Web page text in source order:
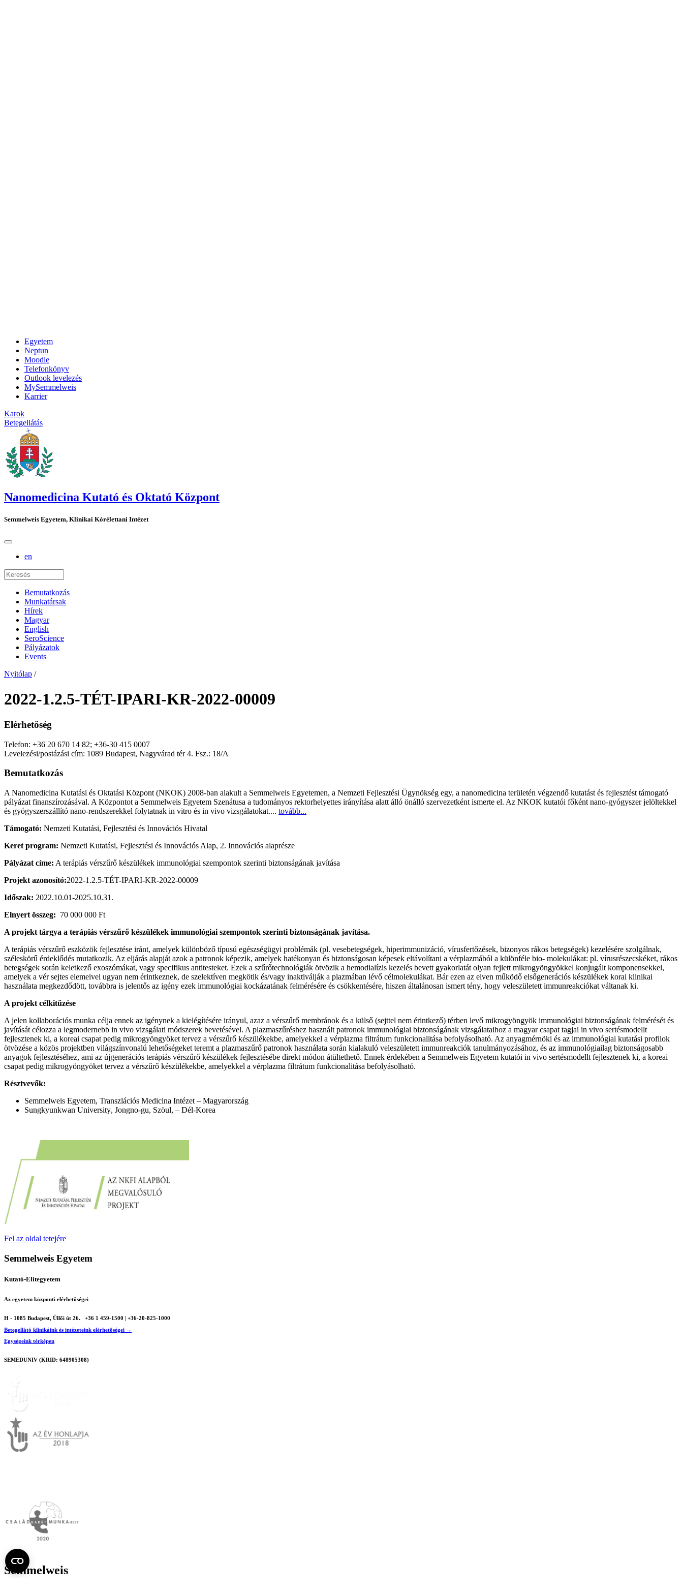
Egyetem
Neptun
Moodle
Telefonkönyv
Outlook levelezés
MySemmelweis
Karrier
Karok
Betegellátás
Nanomedicina Kutató és Oktató Központ
Semmelweis Egyetem, Klinikai Kórélettani Intézet
en
Bemutatkozás
Munkatársak
Hírek
Magyar
English
SeroScience
Pályázatok
Events
Nyitólap /
2022-1.2.5-TÉT-IPARI-KR-2022-00009
Elérhetőség
Telefon: +36 20 670 14 82; +36-30 415 0007
Levelezési/postázási cím: 1089 Budapest, Nagyvárad tér 4. Fsz.: 18/A
Bemutatkozás
A Nanomedicina Kutatási és Oktatási Központ (NKOK) 2008-ban alakult a Semmelweis Egyetemen, a Nemzeti Fejlesztési Ügynökség egy, a nanomedicina területén végzendő kutatást és fejlesztést támogató
pályázat finanszírozásával. A Központot a Semmelweis Egyetem Szenátusa a tudományos rektorhelyettes irányítása alatt álló önálló szervezetként ismerte el. Az NKOK kutatói főként nano-gyógyszer jelöltekkel
és gyógyszerszállító nano-rendszerekkel folytatnak in vitro és in vivo vizsgálatokat.... tovább...
Támogató: Nemzeti Kutatási, Fejlesztési és Innovációs Hivatal
Keret program: Nemzeti Kutatási, Fejlesztési és Innovációs Alap, 2. Innovációs alaprésze
Pályázat címe: A terápiás vérszűrő készülékek immunológiai szempontok szerinti biztonságának javítása
Projekt azonosító:2022-1.2.5-TÉT-IPARI-KR-2022-00009
Időszak: 2022.10.01-2025.10.31.
Elnyert összeg: 70 000 000 Ft
A projekt tárgya a terápiás vérszűrő készülékek immunológiai szempontok szerinti biztonságának javítása.
A terápiás vérszűrő eszközök fejlesztése iránt, amelyek különböző típusú egészségügyi problémák (pl. vesebetegségek, hiperimmunizáció, vírusfertőzések, bizonyos rákos betegségek) kezelésére szolgálnak,
széleskörű érdeklődés mutatkozik. Az eljárás alapját azok a patronok képezik, amelyek hatékonyan és biztonságosan képesek eltávolítani a vérplazmából a különféle bio- molekulákat: pl. vírusrészecskéket, rákos
betegségek során keletkező exoszómákat, vagy specifikus antitesteket. Ezek a szűrőtechnológiák ötvözik a hemodialízis kezelés bevett gyakorlatát olyan fejlett mikrogyöngyökkel konjugált komponensekkel,
amelyek a vér sejtes elemeivel ugyan nem érintkeznek, de szelektíven megkötik és/vagy inaktiválják a plazmában lévő célmolekulákat. Bár ezen az elven működő elsőgenerációs készülékek korai klinikai
használata megkezdődött, továbbra is jelentős az igény ezek immunológiai kockázatának felmérésére és csökkentésére, hiszen általánosan ismert tény, hogy veleszületett immunreakciókat váltanak ki.
A projekt célkitűzése
A jelen kollaborációs munka célja ennek az igénynek a kielégítésére irányul, azaz a vérszűrő membránok és a külső (sejttel nem érintkező) térben levő mikrogyöngyök immunológiai biztonságának felmérését és
javítását célozza a legmodernebb in vivo vizsgálati módszerek bevetésével. A plazmaszűréshez használt patronok immunológiai biztonságának vizsgálataihoz a magyar csapat tagjai in vivo sertésmodellt
fejlesztenek ki, a koreai csapat pedig mikrogyöngyöket tervez a vérszűrő készülékekbe, amelyekkel a vérplazma filtrátum funkcionalitása befolyásolható. Az anyagmérnöki és az immunológiai kutatási profilok
ötvözése a közös projektben világszínvonalú lehetőségeket teremt a plazmaszűrő patronok használata során kialakuló veleszületett immunreakciók tanulmányozásához, és az immunológiailag biztonságosabb
anyagok fejlesztéséhez, ami az újgenerációs terápiás vérszűrő készülékek fejlesztésébe direkt módon átültethető. Ennek érdekében a Semmelweis Egyetem kutatói in vivo sertésmodellt fejlesztenek ki, a koreai
csapat pedig mikrogyöngyöket tervez a vérszűrő készülékekbe, amelyekkel a vérplazma filtrátum funkcionalitása befolyásolható.
Résztvevők:
Semmelweis Egyetem, Transzlációs Medicina Intézet – Magyarország
Sungkyunkwan University, Jongno-gu, Szöul, – Dél-Korea
Fel az oldal tetejére
Semmelweis Egyetem
Kutató-Elitegyetem
Az egyetem központi elérhetőségei
H - 1085 Budapest, Üllői út 26.
+36 1 459-1500 | +36-20-825-1000
Betegellátó klinikáink és intézeteink elérhetőségei →
Egységeink térképen
SEMEDUNIV (KRID: 648905308)
Semmelweis